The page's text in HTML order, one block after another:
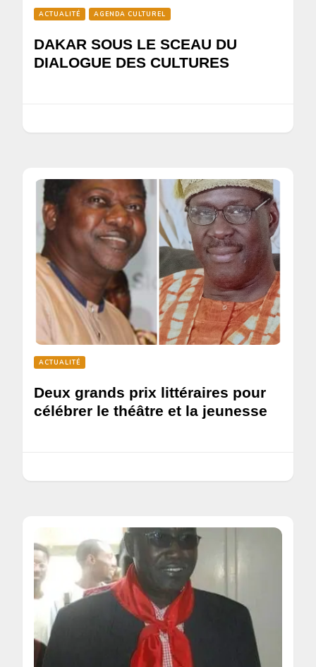
ACTUALITÉ AGENDA CULTUREL
DAKAR SOUS LE SCEAU DU
DIALOGUE DES CULTURES
ACTUALITÉ
Deux grands prix littéraires pour
célébrer le théâtre et la jeunesse